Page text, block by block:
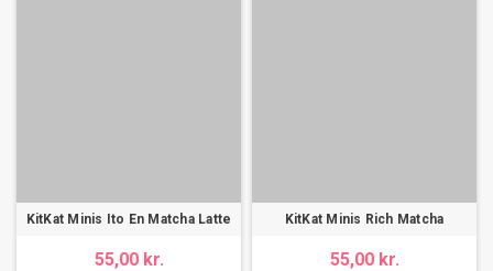
KitKat Minis Ito En Matcha Latte
55,00 kr.
KitKat Minis Rich Matcha
55,00 kr.